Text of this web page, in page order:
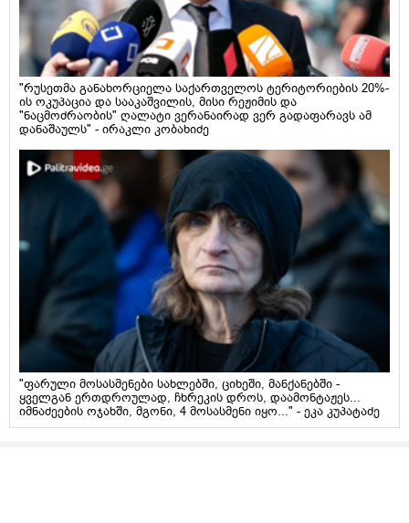
"რუსეთმა განახორციელა საქართველოს ტერიტორიების 20%-
ის ოკუპაცია და სააკაშვილის, მისი რეჟიმის და
"ნაცმოძრაობის" ღალატი ვერანაირად ვერ გადაფარავს ამ
დანაშაულს" - ირაკლი კობახიძე
"ფარული მოსასმენები სახლებში, ციხეში, მანქანებში -
ყველგან ერთდროულად, ჩხრეკის დროს, დაამონტაჟეს...
იმნაძეების ოჯახში, მგონი, 4 მოსასმენი იყო..." - ეკა კუპატაძე